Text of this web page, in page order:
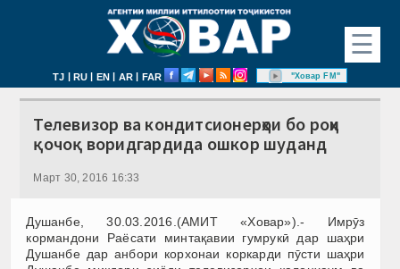
☰
TJ | RU | EN | AR | FAR "Ховар FM"
Телевизор ва кондитсионерҳои бо роҳи
қочоқ воридгардида ошкор шуданд
Март 30, 2016 16:33
Душанбе, 30.03.2016.(АМИТ «Ховар»).- Имрӯз
кормандони Раёсати минтақавии гумрукӣ дар шаҳри
Душанбе дар анбори корхонаи коркарди пӯсти шаҳри